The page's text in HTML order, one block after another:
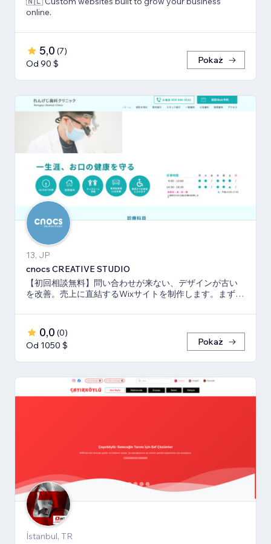
online.
5,0 (7)
Od 90 $
Pokaż
13, JP
cnocs CREATIVE STUDIO
【初回相談無料】問い合わせが来ない、デザインが古い
を改善。売上に直結するWixサイトを制作します。まずは
0,0 (0)
Od 1050 $
Pokaż
İstanbul, TR